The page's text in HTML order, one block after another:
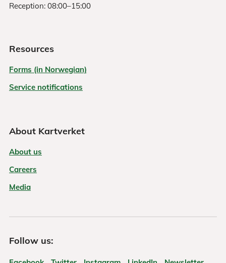
Reception: 08:00–15:00
Resources
Forms (in Norwegian)
Service notifications
About Kartverket
About us
Careers
Media
Follow us: